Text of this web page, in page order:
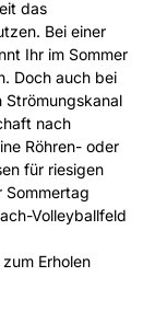
das
Bei einer
Ihr im Sommer
Doch auch bei
Strömungskanal
nach
Röhren- oder
für riesigen
Sommertag
Volleyballfeld
Erholen